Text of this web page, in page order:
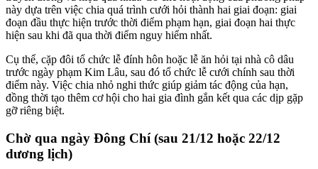
này dựa trên việc chia quá trình cưới hỏi thành hai giai đoạn: giai
đoạn đầu thực hiện trước thời điểm phạm hạn, giai đoạn hai thực
hiện sau khi đã qua thời điểm nguy hiểm nhất.
Cụ thể, cặp đôi tổ chức lễ đính hôn hoặc lễ ăn hỏi tại nhà cô dâu
trước ngày phạm Kim Lâu, sau đó tổ chức lễ cưới chính sau thời
điểm này. Việc chia nhỏ nghi thức giúp giảm tác động của hạn,
đồng thời tạo thêm cơ hội cho hai gia đình gắn kết qua các dịp gặp
gỡ riêng biệt.
Chờ qua ngày Đông Chí (sau 21/12 hoặc 22/12
dương lịch)